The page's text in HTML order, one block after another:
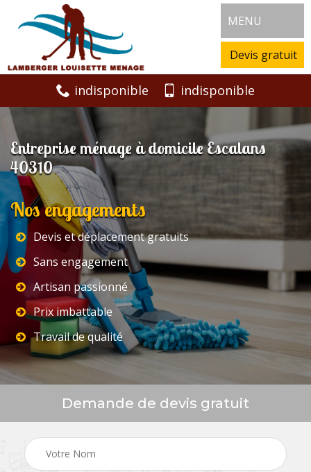
MENU
Devis gratuit
indisponible indisponible
Entreprise ménage à domicile Escalans
40310
Nos engagements
Devis et déplacement gratuits
Sans engagement
Artisan passionné
Prix imbattable
Travail de qualité
Demande de devis gratuit